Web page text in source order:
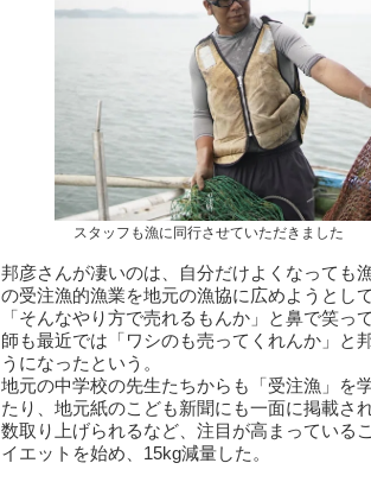
スタッフも漁に同行させていただきました
邦彦さんが凄いのは、自分だけよくなっても
の受注漁的漁業を地元の漁協に広めようとし
「そんなやり方で売れるもんか」と鼻で笑っ
師も最近では「ワシのも売ってくれんか」と
うになったという。
地元の中学校の先生たちからも「受注漁」を
たり、地元紙のこども新聞にも一面に掲載さ
数取り上げられるなど、注目が高まっている
イエットを始め、15kg減量した。